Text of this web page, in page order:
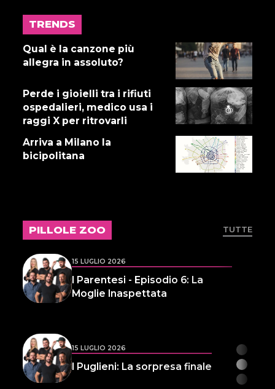
TRENDS
Qual è la canzone più
allegra in assoluto?
Perde i gioielli tra i rifiuti
ospedalieri, medico usa i
raggi X per ritrovarli
Arriva a Milano la
bicipolitana
PILLOLE ZOO TUTTE
17 LUGLIO 2026
Gnano 5 - Episodio 14
16 LUGLIO 2026
Dove abita Ennio 103: Revisione
15 LUGLIO 2026
I Parentesi - Episodio 6: La
Moglie Inaspettata
15 LUGLIO 2026
I Puglieni: La sorpresa finale